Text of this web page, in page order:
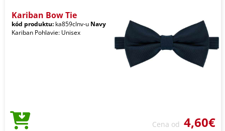
Kariban Bow Tie
kód produktu: ka859clnv-u Navy
Kariban Pohlavie: Unisex
Cena od 4,60€